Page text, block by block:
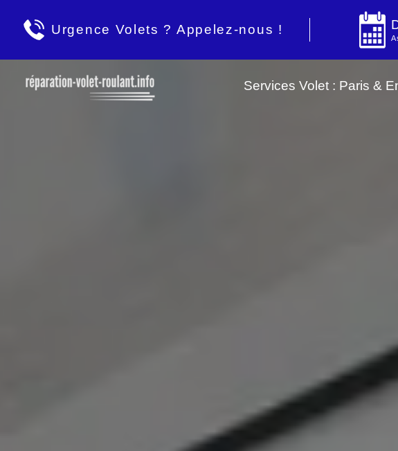
Urgence Volets ? Appelez-nous !
Services Volet : Paris &